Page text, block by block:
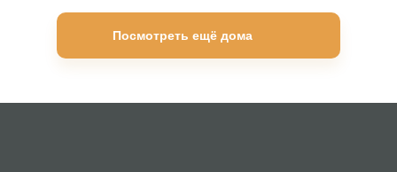
Посмотреть ещё дома